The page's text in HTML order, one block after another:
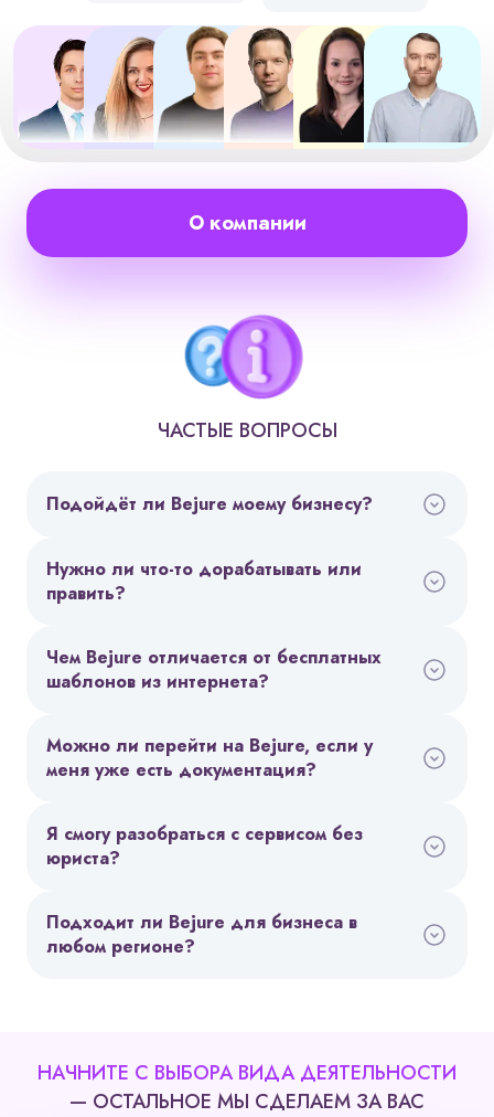
О компании
ЧАСТЫЕ ВОПРОСЫ
Подойдёт ли Bejure моему бизнесу?
Нужно ли что-то дорабатывать или
править?
Чем Bejure отличается от бесплатных
шаблонов из интернета?
Можно ли перейти на Bejure, если у
меня уже есть документация?
Я смогу разобраться с сервисом без
юриста?
Подходит ли Bejure для бизнеса в
любом регионе?
НАЧНИТЕ С ВЫБОРА ВИДА ДЕЯТЕЛЬНОСТИ
— ОСТАЛЬНОЕ МЫ СДЕЛАЕМ ЗА ВАС